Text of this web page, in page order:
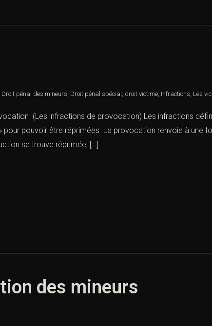
Droit pénal des mineurs, Droit pénal spécial , droit victime, Infractions, Les
(Les infractions de provocation) Les infractions
pouvoir être réprimées. La provocation renvoie à une
se trouve réprimée, […]
des mineurs